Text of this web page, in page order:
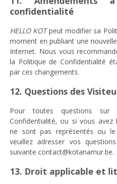
confidentialité
HELLO KOTpeut modifier sa
moment en publiant une
Internet. Nous vous
la Politique de Confidentialité
par ces changements.
12. Questions des
Pour toutes questions sur
Confidentialité, ou si vous avez
ne sont pas représentés ou
veuillez adresser vos
suivante contact@kotanamur.be.
13. Droit applicable et